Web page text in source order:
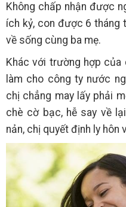
Không chấp nhận được
ích kỷ, con được 6 tháng
về sống cùng ba mẹ.
Khác với trường hợp của
làm cho công ty nước
chị chẳng may lấy phải
chè cờ bạc, hễ say về
nản, chị quyết định ly hôn